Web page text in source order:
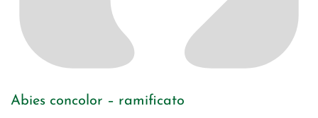
Abies concolor – ramificato